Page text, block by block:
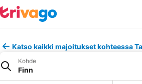
Katso kaikki majoitukset kohteessa
Kohde
Finn